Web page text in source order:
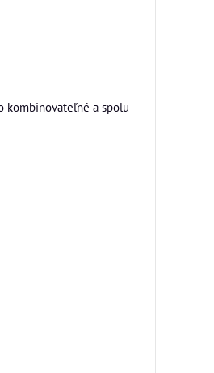
kombinovateľné a spolu